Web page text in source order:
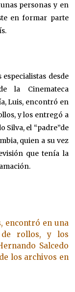
personas y en
en formar parte
desde
la Cinemateca
Luis, encontró en
y los entregó a
Silva, el “padre”de
quien a su vez
que tenía la
encontró en una
de rollos, y los
Salcedo
los archivos en